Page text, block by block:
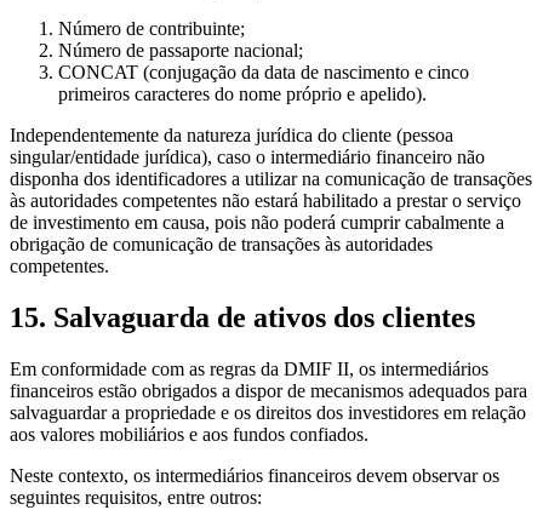
Número de contribuinte;
Número de passaporte nacional;
CONCAT (conjugação da data de nascimento e cinco
primeiros caracteres do nome próprio e apelido).
Independentemente da natureza jurídica do cliente (pessoa
singular/entidade jurídica), caso o intermediário financeiro não
disponha dos identificadores a utilizar na comunicação de transações
às autoridades competentes não estará habilitado a prestar o serviço
de investimento em causa, pois não poderá cumprir cabalmente a
obrigação de comunicação de transações às autoridades
competentes.
15. Salvaguarda de ativos dos clientes
Em conformidade com as regras da DMIF II, os intermediários
financeiros estão obrigados a dispor de mecanismos adequados para
salvaguardar a propriedade e os direitos dos investidores em relação
aos valores mobiliários e aos fundos confiados.
Neste contexto, os intermediários financeiros devem observar os
seguintes requisitos, entre outros: